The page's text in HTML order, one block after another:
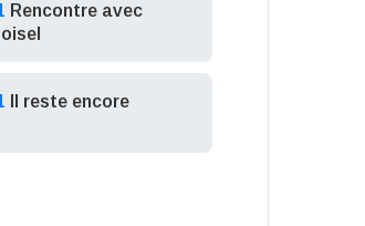
Rencontre avec
Il reste encore